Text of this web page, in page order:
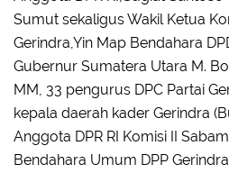
Sumut sekaligus Wakil Ketua
Gerindra,Yin Map Bendahara
Gubernur Sumatera Utara M.
MM, 33 pengurus DPC Partai
kepala daerah kader Gerindra
Anggota DPR RI Komisi II
Bendahara Umum DPP